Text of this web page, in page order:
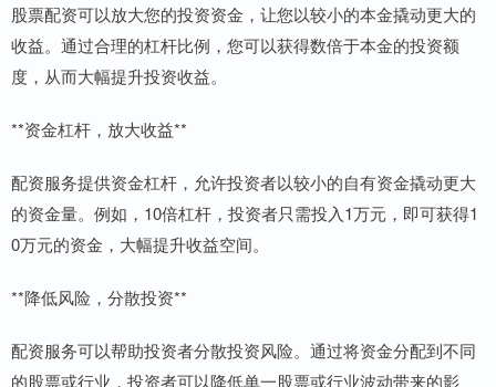
股票配资可以放大您的投资资金，让您以较小的本金撬动更大的
收益。通过合理的杠杆比例，您可以获得数倍于本金的投资额
度，从而大幅提升投资收益。
**资金杠杆，放大收益**
配资服务提供资金杠杆，允许投资者以较小的自有资金撬动更大
的资金量。例如，10倍杠杆，投资者只需投入1万元，即可获得1
0万元的资金，大幅提升收益空间。
**降低风险，分散投资**
配资服务可以帮助投资者分散投资风险。通过将资金分配到不同
的股票或行业，投资者可以降低单一股票或行业波动带来的影